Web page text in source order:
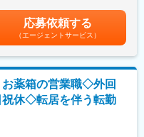
ご提案 など
だくお客様への訪問がありま
も抵抗なく置いてくれる製
験に応じて決定します。・昇
入社3年目平均基本給＋各種手
円※業績連動給：月の予算達
賃金はあくまでも目安の金額
性があります。月給(月額)は固
応募依頼する
（エージェントサービス）
お薬箱の営業職◇外回
祝休◇転居を伴う転勤